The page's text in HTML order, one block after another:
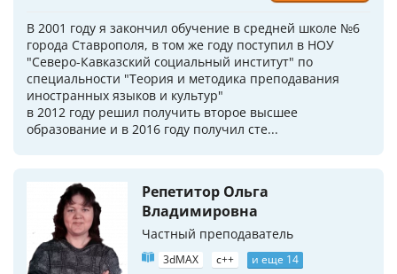
В 2001 году я закончил обучение в средней школе №6
города Ставрополя, в том же году поступил в НОУ
"Северо-Кавказский социальный институт" по
специальности "Теория и методика преподавания
иностранных языков и культур"
в 2012 году решил получить второе высшее
образование и в 2016 году получил сте...
Репетитор Ольга
Владимировна
Частный преподаватель
3dMAX c++
и еще 14